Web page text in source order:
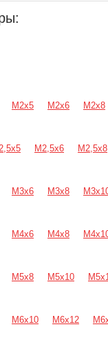
М2х5 М2х6 М2х8
М2,5х6 М2,5х8
М3х6 М3х8
М4х6 М4х8
М5х8 М5х10
М6х10 М6х12